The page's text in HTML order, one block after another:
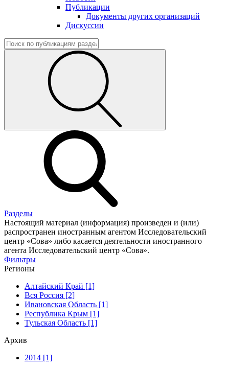
Публикации
Документы других организаций
Дискуссии
Разделы
Настоящий материал (информация) произведен и (или)
распространен иностранным агентом Исследовательский
центр «Сова» либо касается деятельности иностранного
агента Исследовательский центр «Сова».
Фильтры
Регионы
Алтайский Край [1]
Вся Россия [2]
Ивановская Область [1]
Республика Крым [1]
Тульская Область [1]
Архив
2014 [1]